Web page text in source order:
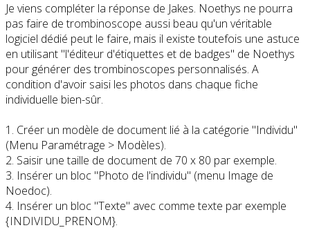
Je viens compléter la réponse de Jakes. Noethys ne pourra
pas faire de trombinoscope aussi beau qu'un véritable
logiciel dédié peut le faire, mais il existe toutefois une astuce
en utilisant "l'éditeur d'étiquettes et de badges" de Noethys
pour générer des trombinoscopes personnalisés. A
condition d'avoir saisi les photos dans chaque fiche
individuelle bien-sûr.
1. Créer un modèle de document lié à la catégorie "Individu"
(Menu Paramétrage > Modèles).
2. Saisir une taille de document de 70 x 80 par exemple.
3. Insérer un bloc "Photo de l'individu" (menu Image de
Noedoc).
4. Insérer un bloc "Texte" avec comme texte par exemple
{INDIVIDU_PRENOM}.